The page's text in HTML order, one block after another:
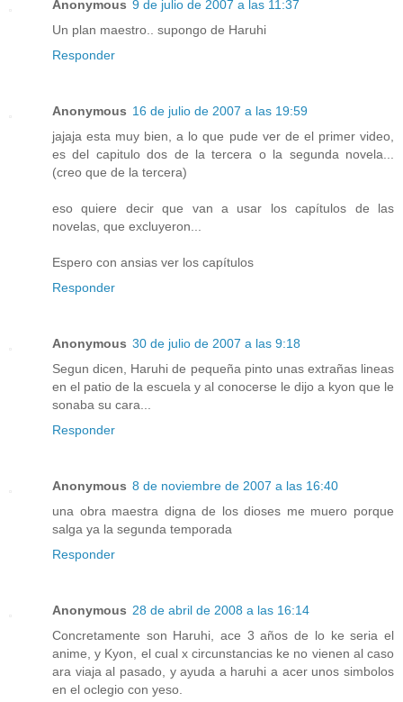
Anonymous 9 de julio de 2007 a las 11:37
Un plan maestro.. supongo de Haruhi
Responder
Anonymous 16 de julio de 2007 a las 19:59
jajaja esta muy bien, a lo que pude ver de el primer video,
es del capitulo dos de la tercera o la segunda novela...
(creo que de la tercera)
eso quiere decir que van a usar los capítulos de las
novelas, que excluyeron...
Espero con ansias ver los capítulos
Responder
Anonymous 30 de julio de 2007 a las 9:18
Segun dicen, Haruhi de pequeña pinto unas extrañas lineas
en el patio de la escuela y al conocerse le dijo a kyon que le
sonaba su cara...
Responder
Anonymous 8 de noviembre de 2007 a las 16:40
una obra maestra digna de los dioses me muero porque
salga ya la segunda temporada
Responder
Anonymous 28 de abril de 2008 a las 16:14
Concretamente son Haruhi, ace 3 años de lo ke seria el
anime, y Kyon, el cual x circunstancias ke no vienen al caso
ara viaja al pasado, y ayuda a haruhi a acer unos simbolos
en el oclegio con yeso.